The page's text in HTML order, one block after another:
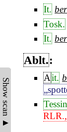
Show scan ▲
It.
Tosk.
It.
Ablt.:
Ait.